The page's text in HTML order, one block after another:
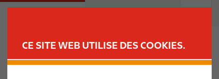
CE SITE WEB UTILISE DES COOKIES.
M
a
TROUVER UNE STATION